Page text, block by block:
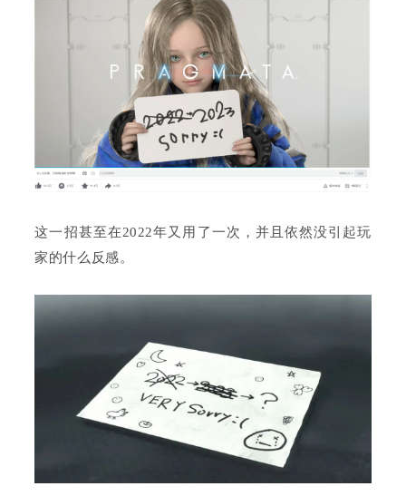
这一招甚至在2022年又用了一次，并且依然没引起玩
家的什么反感。